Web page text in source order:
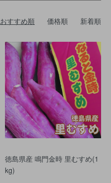
おすすめ順 価格順 新着順
徳島県産 鳴門金時 里むすめ(1
kg)